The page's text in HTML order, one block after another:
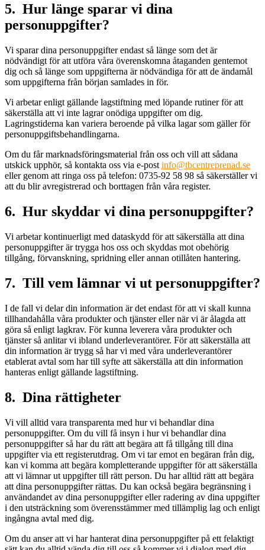
5. Hur länge sparar vi dina
personuppgifter?
Vi sparar dina personuppgifter endast så länge som det är
nödvändigt för att utföra våra överenskomna åtaganden gentemot
dig och så länge som uppgifterna är nödvändiga för att de ändamål
som uppgifterna från början samlades in för.
Vi arbetar enligt gällande lagstiftning med löpande rutiner för att
säkerställa att vi inte lagrar onödiga uppgifter om dig.
Lagringstiderna kan variera beroende på vilka lagar som gäller för
personuppgiftsbehandlingarna.
Om du får marknadsföringsmaterial från oss och vill att sådana
utskick upphör, så kontakta oss via e-post info@tbcentreprenad.se
eller genom att ringa oss på telefon: 0735-92 58 98 så säkerställer vi
att du blir avregistrerad och borttagen från våra register.
6. Hur skyddar vi dina personuppgifter?
Vi arbetar kontinuerligt med dataskydd för att säkerställa att dina
personuppgifter är trygga hos oss och skyddas mot obehörig
tillgång, förvanskning, spridning eller annan otillåten hantering.
7. Till vem lämnar vi ut personuppgifter?
I de fall vi delar din information är det endast för att vi skall kunna
tillhandahålla våra produkter och tjänster eller när vi är ålagda att
göra så enligt lagkrav. För kunna leverera våra produkter och
tjänster så anlitar vi ibland underleverantörer. För att säkerställa att
din information är trygg så har vi med våra underleverantörer
etablerat avtal som har till syfte att säkerställa att din information
hanteras enligt gällande lagstiftning.
8. Dina rättigheter
Vi vill alltid vara transparenta med hur vi behandlar dina
personuppgifter. Om du vill få insyn i hur vi behandlar dina
personuppgifter så har du rätt att begära att få tillgång till dina
uppgifter via ett registerutdrag. Om vi tar emot en begäran från dig,
kan vi komma att begära kompletterande uppgifter för att säkerställa
att vi lämnar ut uppgifter till rätt person. Du har alltid rätt att begära
att dina personuppgifter rättas. Du kan också begära begränsning i
användandet av dina personuppgifter eller radering av dina uppgifter
i den utsträckning som överensstämmer med tillämplig lag och enligt
ingångna avtal med dig.
Om du anser att vi har hanterat dina personuppgifter på ett felaktigt